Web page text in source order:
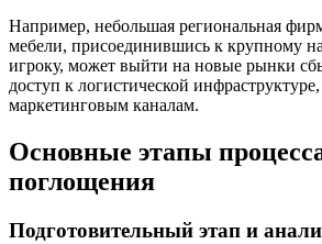
Например, небольшая региональная
мебели, присоединившись к крупному
игроку, может выйти на новые рынки
доступ к логистической
маркетинговым каналам.
Основные этапы
поглощения
Подготовительный этап и